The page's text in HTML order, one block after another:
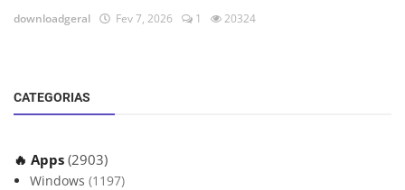
downloadgeral Fev 7, 2026 1 20324
CATEGORIAS
🔥 Apps (2903)
Windows (1197)